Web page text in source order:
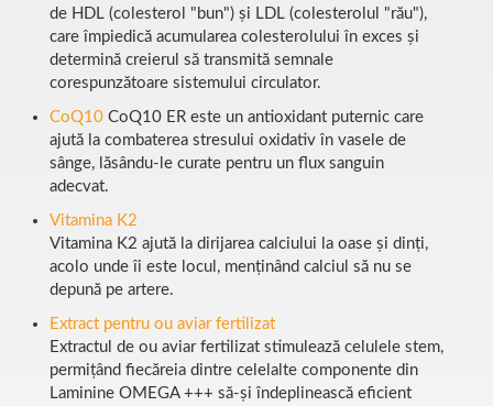
de HDL (colesterol "bun") și LDL (colesterolul "rău"),
care împiedică acumularea colesterolului în exces și
determină creierul să transmită semnale
corespunzătoare sistemului circulator.
CoQ10 CoQ10 ER este un antioxidant puternic care
ajută la combaterea stresului oxidativ în vasele de
sânge, lăsându-le curate pentru un flux sanguin
adecvat.
Vitamina K2
Vitamina K2 ajută la dirijarea calciului la oase și dinți,
acolo unde îi este locul, menținând calciul să nu se
depună pe artere.
Extract pentru ou aviar fertilizat
Extractul de ou aviar fertilizat stimulează celulele stem,
permițând fiecăreia dintre celelalte componente din
Laminine OMEGA +++ să-și îndeplinească eficient